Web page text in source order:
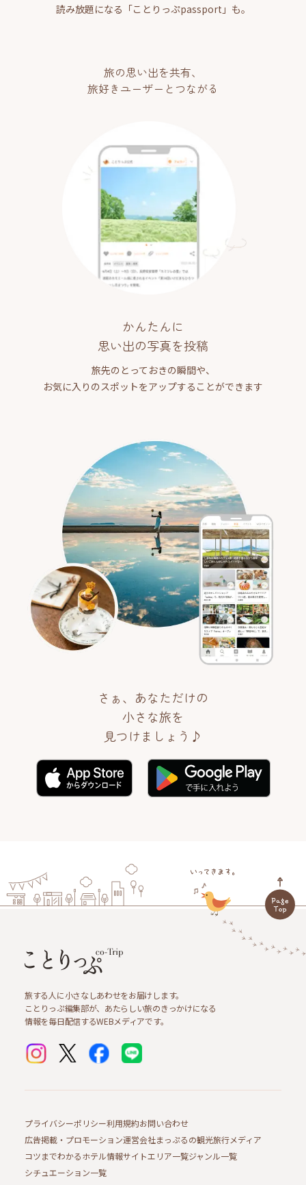
読み放題になる「ことりっぷpassport」も。
旅の思い出を共有、
旅好きユーザーとつながる
かんたんに
思い出の写真を投稿
旅先のとっておきの瞬間や、
お気に入りのスポットをアップすることができます
さぁ、あなただけの
小さな旅を
見つけましょう♪
旅する人に小さなしあわせをお届けします。
ことりっぷ編集部が、あたらしい旅のきっかけになる
情報を毎日配信するWEBメディアです。
プライバシーポリシー利用規約お問い合わせ
広告掲載・プロモーション運営会社まっぷるの観光旅行メディア
コツまでわかるホテル情報サイトエリア一覧ジャンル一覧
シチュエーション一覧